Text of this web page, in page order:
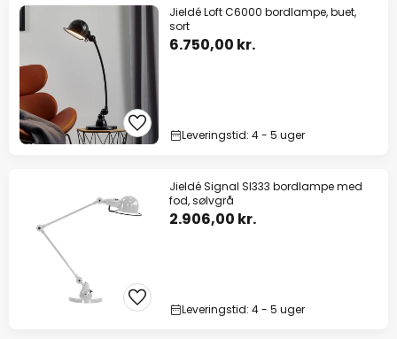
Jieldé Loft C6000 bordlampe, buet,
sort
6.750,00 kr.
Leveringstid: 4 - 5 uger
Jieldé Signal SI333 bordlampe med
fod, sølvgrå
2.906,00 kr.
Leveringstid: 4 - 5 uger